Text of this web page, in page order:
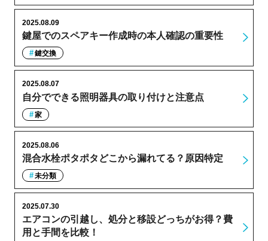
鍵屋でのスペアキー作成時の本人確認の重要性
2025.08.09
鍵交換
自分でできる照明器具の取り付けと注意点
2025.08.07
家
混合水栓ポタポタどこから漏れてる？原因特定
2025.08.06
未分類
エアコンの引越し、処分と移設どっちがお得？費
用と手間を比較！
2025.07.30